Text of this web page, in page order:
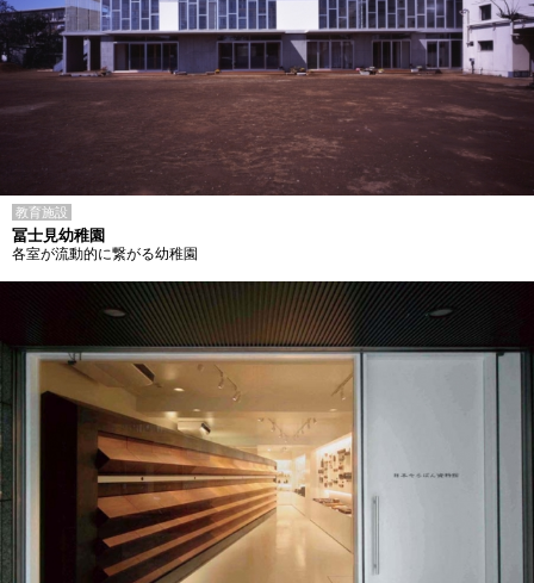
教育施設
冨士見幼稚園
各室が流動的に繋がる幼稚園